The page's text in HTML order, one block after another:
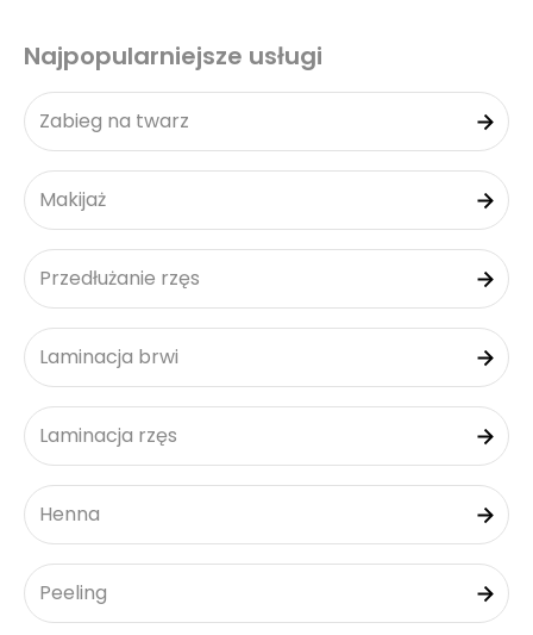
Najpopularniejsze usługi
Zabieg na twarz
Makijaż
Przedłużanie rzęs
Laminacja brwi
Laminacja rzęs
Henna
Peeling